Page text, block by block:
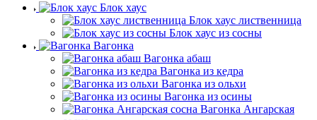
Блок хаус
Блок хаус лиственница
Блок хаус из сосны
Вагонка
Вагонка абаш
Вагонка из кедра
Вагонка из ольхи
Вагонка из осины
Вагонка Ангарская